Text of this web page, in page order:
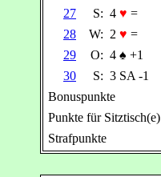
27
S: 4 ♥ =
28
W: 2 ♥ =
29
O: 4 ♠ +1
30
S: 3 SA -1
Bonuspunkte
Punkte für Sitztisch(e)
Strafpunkte